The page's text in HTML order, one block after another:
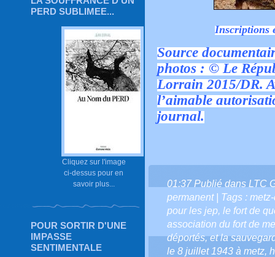
PERD SUBLIMEE...
Cliquez sur l'image
ci-dessus pour en
savoir plus...
POUR SORTIR D'UNE
IMPASSE
SENTIMENTALE
Inscriptions
Source
photos : © Le
Lorrain 2015/DR.
l’aimable
journal.
01:37 Publié dans LTC
permanent| Tags :
pour les jep, le fort de
association du fort de
déportés,et la
le 8 juillet 1943 à metz,